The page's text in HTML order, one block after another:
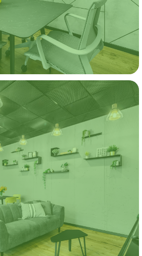
חפשו באתר